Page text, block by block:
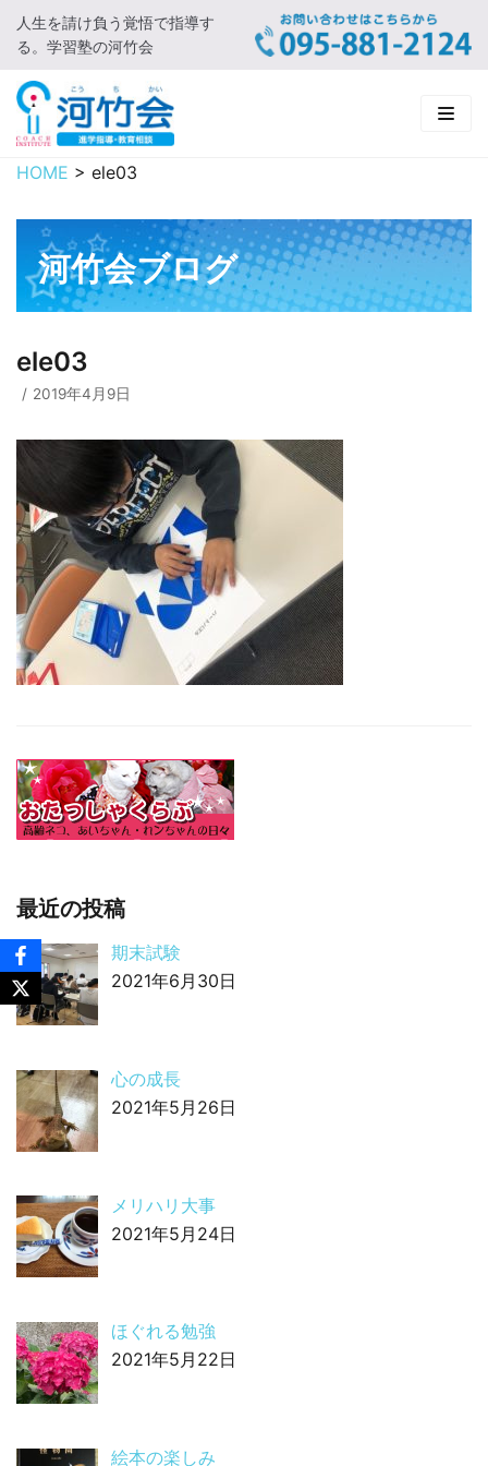
コ
ン
テ
ン
ツ
に
キ
プ
人生を請け負う覚悟で指導す
る。学習塾の河竹会
HOME
新着情報
□ お知らせ
河竹会について
□ 河竹会について
□ よくあるご質問
□ 小学部
□ 高校部
□ 有料体験指導
実 績
□ 2019年合格体験記
HOME > ele03
河竹会ブログ
ele03
2019年4月9日
最近の投稿
期末試験
2021年6月30日
心の成長
2021年5月26日
メリハリ大事
2021年5月24日
ほぐれる勉強
2021年5月22日
絵本の楽しみ